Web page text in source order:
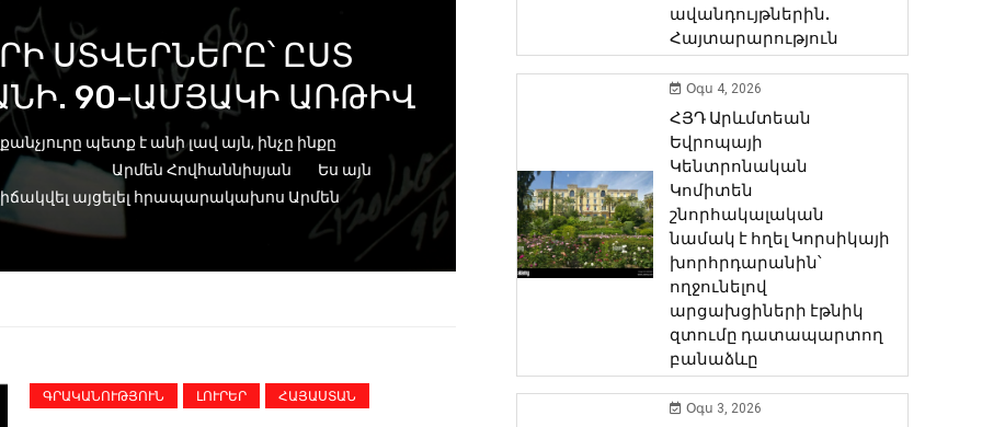
ՍՏՎԵՐՆԵՐԸ՝ ԸՍՏ
90-ԱՄՅԱԿԻ ԱՌԹԻՎ
պետք է անի լավ այն, ինչը ինքը
Ես այն
այցելել հրապարակախոս Արմեն
Admin
ՄՈՌԱՑՎԱԾ ԱՐԺԵՔՆԵՐԻ
ԱՐՄԵՆ ՀՈՎՀԱՆՆԻՍՅԱՆԻ.
Նվիրված ծննդյան 90-ամյակին «Յուրաքանչյուրը
կարողանում է»: Արմեն
երջանիկներից եմ ինձ համարում, ում բախտ է վիճակվել
Հովհաննիսյանին, սրտաբաց ու...
ԳՐԱԿԱՆՈՒԹՅՈՒՆ ԼՈՒՐԵՐ ՀԱՅԱՍՏԱՆ
ավանդույթներին.
Հայտարարություն
Օգս 4, 2026
ՀՅԴ Արևմտեան
Եվրոպայի
Կենտրոնական
Կոմիտեն
շնորհակալական
նամակ է հղել Կորսիկայի
խորհրդարանին՝
ողջունելով
արցախցիների էթնիկ
զտումը դատապարտող
բանաձևը
Օգս 3, 2026